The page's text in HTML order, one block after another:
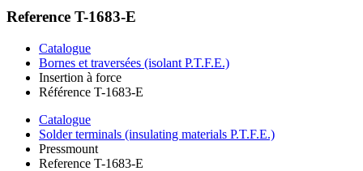
Reference T-1683-E
Catalogue
Bornes et traversées (isolant P.T.F.E.)
Insertion à force
Référence T-1683-E
Catalogue
Solder terminals (insulating materials P.T.F.E.)
Pressmount
Reference T-1683-E